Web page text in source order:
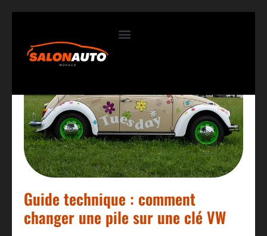
Guide technique : comment
changer une pile sur une clé VW